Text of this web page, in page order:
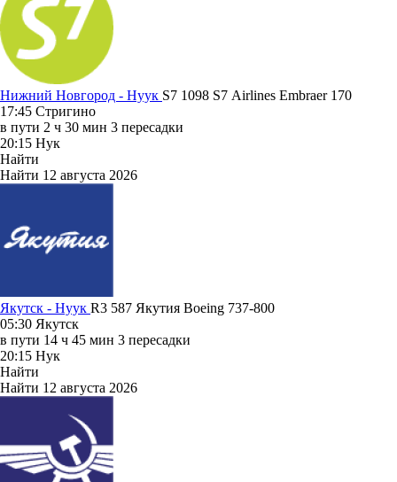
Нижний Новгород - Нуук S7 1098 S7 Airlines Embraer 170
17:45 Стригино
в пути 2 ч 30 мин 3 пересадки
20:15 Нук
Найти
Найти 12 августа 2026
Якутск - Нуук R3 587 Якутия Boeing 737-800
05:30 Якутск
в пути 14 ч 45 мин 3 пересадки
20:15 Нук
Найти
Найти 12 августа 2026